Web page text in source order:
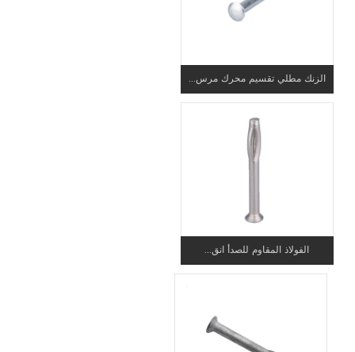
الزنك مطلي تقسيم محرك مرس...
الفولاذ المقاوم للصدأ انق...